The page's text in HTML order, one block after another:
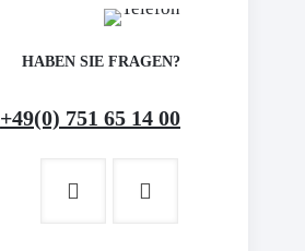
HABEN SIE FRAGEN?
+49(0) 751 65 14 00